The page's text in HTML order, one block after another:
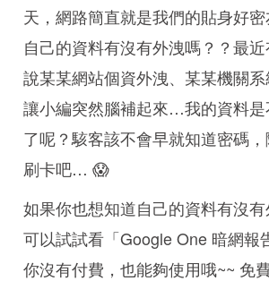
天，網路簡直就是我們的貼身好
自己的資料有沒有外洩嗎？？最
說某某網站個資外洩、某某機關系
讓小編突然腦補起來…我的資料
了呢？駭客該不會早就知道密碼
刷卡吧… 😱
如果你也想知道自己的資料有沒
可以試試看「Google One 暗網報
你沒有付費，也能夠使用哦~~ 免